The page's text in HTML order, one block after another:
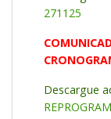
271125
Descargue